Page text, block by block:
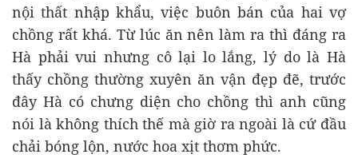
nội thất nhập khẩu, việc buôn bán của hai vợ
chồng rất khá. Từ lúc ăn nên làm ra thì đáng ra
Hà phải vui nhưng cô lại lo lắng, lý do là Hà
thấy chồng thường xuyên ăn vận đẹp đẽ, trước
đây Hà có chưng diện cho chồng thì anh cũng
nói là không thích thế mà giờ ra ngoài là cứ đầu
chải bóng lộn, nước hoa xịt thơm phức.